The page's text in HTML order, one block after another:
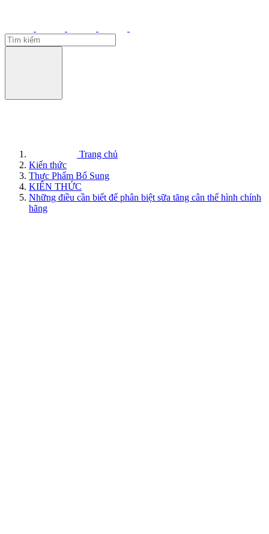
Trang chủ
Kiến thức
Thực Phẩm Bổ Sung
KIẾN THỨC
Những điều cần biết để phân biệt sữa tăng cân thể hình chính
hãng